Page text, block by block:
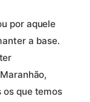
por aquele
a base.
os que temos